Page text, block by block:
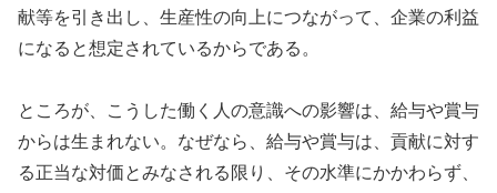
献等を引き出し、生産性の向上につながって、企業の利益
になると想定されているからである。
ところが、こうした働く人の意識への影響は、給与や賞与
からは生まれない。なぜなら、給与や賞与は、貢献に対す
る正当な対価とみなされる限り、その水準にかかわらず、